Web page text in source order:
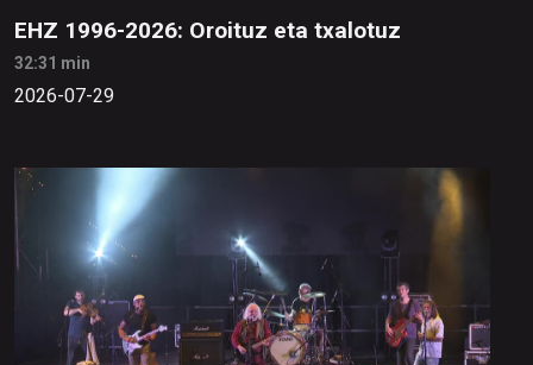
EHZ 1996-2026: Oroituz eta txalotuz
32:31 min
2026-07-29